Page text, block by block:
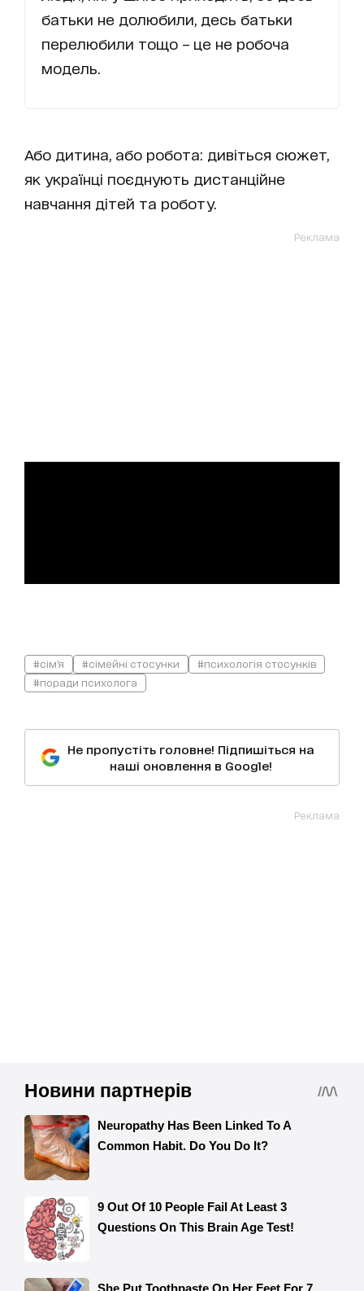
батьки не долюбили, десь батьки
перелюбили тощо – це не робоча
модель.
Або дитина, або робота: дивіться сюжет,
як українці поєднують дистанційне
навчання дітей та роботу.
Реклама
#сім'я #сімейні стосунки
#психологія стосунків
#поради психолога
Не пропустіть головне! Підпишіться на
наші оновлення в Google!
Реклама